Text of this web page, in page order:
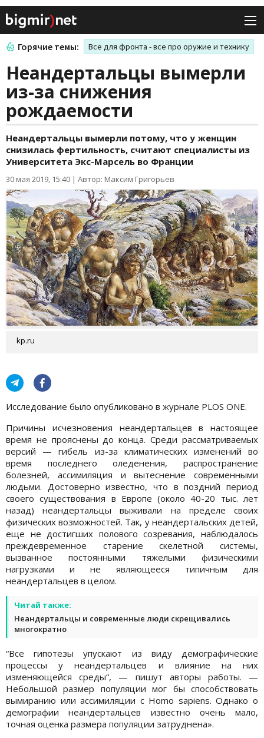
Горячие темы: Все для фронта - все про оружие и технику
Неандертальцы вымерли
из-за снижения
рождаемости
Неандертальцы вымерли потому, что у женщин
снизилась фертильность, считают специалисты из
Университета Экс-Марсель во Франции
30 мая 2019, 15:40 | Автор: Максим Григорьев
kp.ru
Исследование было опубликовано в журнале PLOS ONE.
Причины исчезновения неандертальцев в настоящее
время не прояснены до конца. Среди рассматриваемых
версий — гибель из-за климатических изменений во
время последнего оледенения, распространение
болезней, ассимиляция и вытеснение современными
людьми. Достоверно известно, что в поздний период
своего существования в Европе (около 40-20 тыс. лет
назад) неандертальцы выживали на пределе своих
физических возможностей. Так, у неандертальских детей,
еще не достигших полового созревания, наблюдалось
преждевременное старение скелетной системы,
вызванное постоянными тяжелыми физическими
нагрузками и не являющееся типичным для
неандертальцев в целом.
Читай также:
Неандертальцы и современные люди скрещивались
многократно
“Все гипотезы упускают из виду демографические
процессы у неандертальцев и влияние на них
изменяющейся среды“, — пишут авторы работы. —
Небольшой размер популяции мог бы способствовать
вымиранию или ассимиляции с Homo sapiens. Однако о
демографии неандертальцев известно очень мало,
точная оценка размера популяции затруднена».